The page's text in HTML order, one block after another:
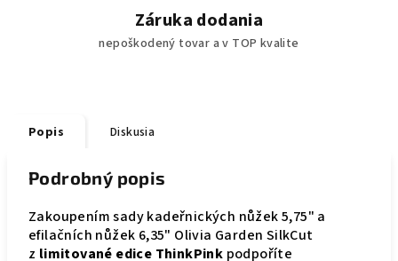
Záruka dodania
nepoškodený tovar a v TOP kvalite
Popis Diskusia
Podrobný popis
Zakoupením sady kadeřnických nůžek 5,75" a
efilačních nůžek 6,35" Olivia Garden SilkCut
z limitované edice ThinkPink podpoříte